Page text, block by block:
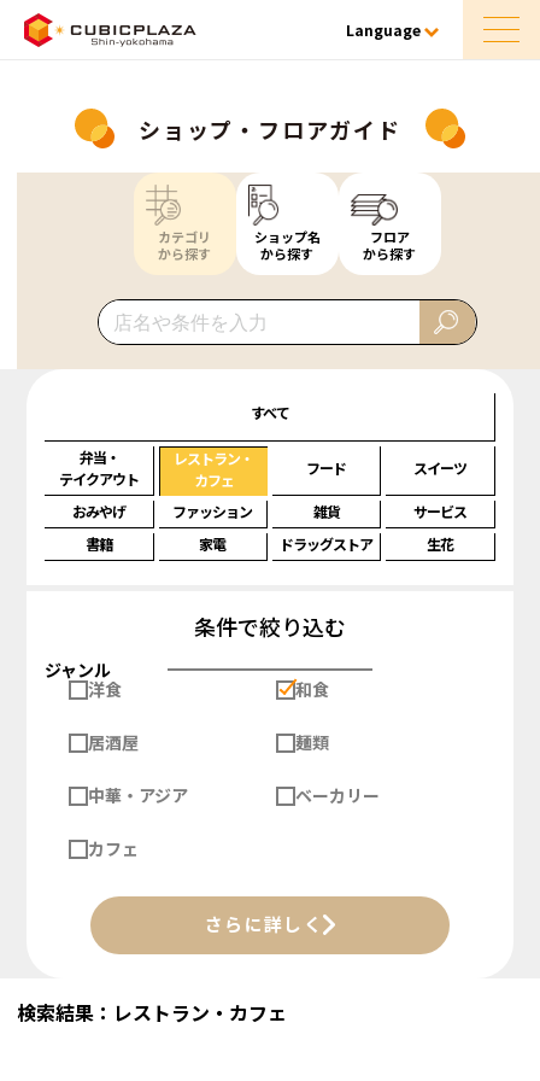
Language
ショップ・フロアガイド
カテゴリ
から探す
ショップ名
から探す
フロア
から探す
すべて
弁当・
テイクアウト
レストラン・
カフェ
フード スイーツ
おみやげ ファッション 雑貨
サービス
書籍
家電 ドラッグストア 生花
条件で絞り込む
ジャンル
洋食
和食
居酒屋 麺類
中華・アジア ベーカリー
カフェ
さらに詳しく
検索結果：レストラン・カフェ